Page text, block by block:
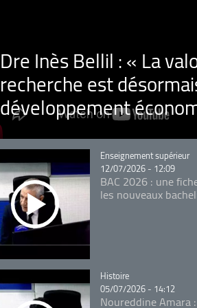
Dre Inès Bellil : « La
recherche est
développement
Catégorie
Enseignement supérieur
12/07/2026 - 12:09
BAC 2026 : une
les nouveaux
Catégorie
Histoire
05/07/2026 - 14:12
Noureddine Amara